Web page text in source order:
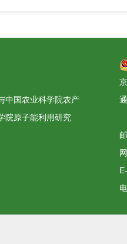
中国农业科学院农产
院原子能利用研究